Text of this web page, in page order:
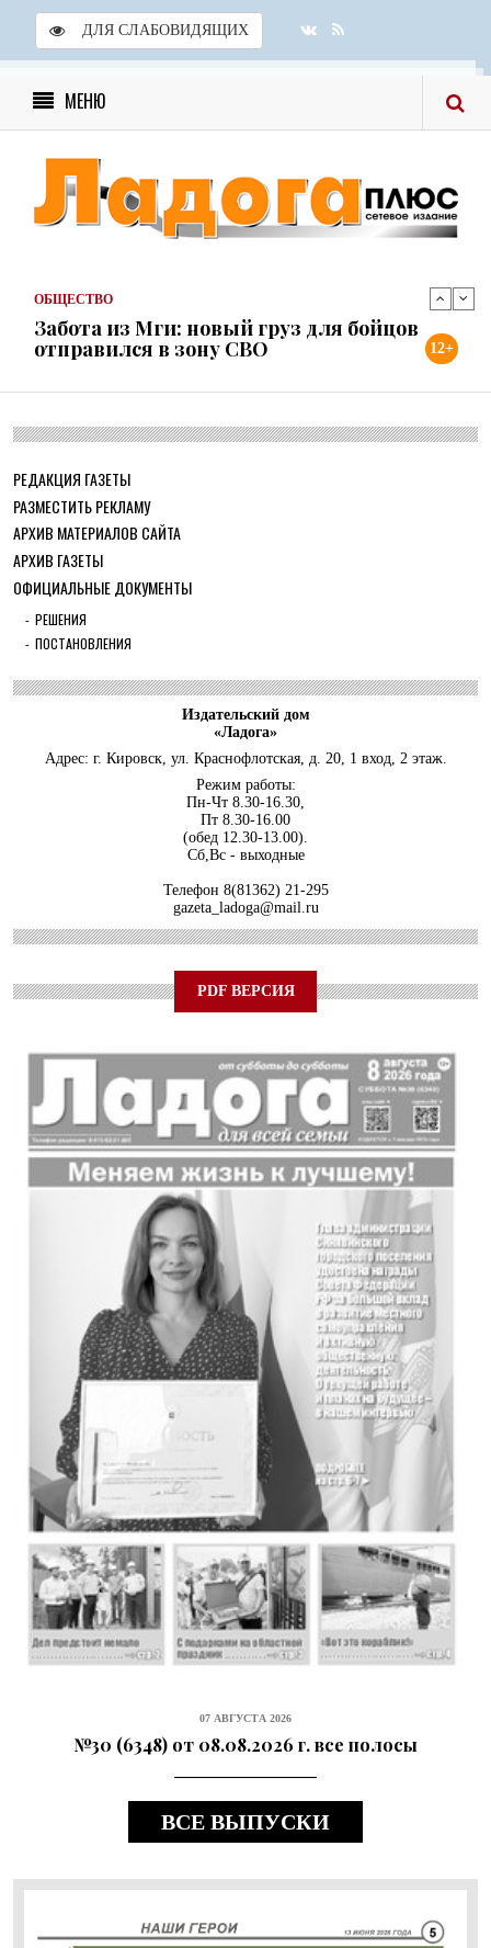
ДЛЯ СЛАБОВИДЯЩИХ
МЕНЮ
Скоро в школу!
Спрашивали? Отвечаем!
04 АВГУСТА 2026
ОБЩЕСТВО
31 ИЮЛЯ 2026
ОБЩЕСТВО
Учреждения культуры района готовы к
31 ИЮЛЯ 2026
Шлиссельбург не сдался: правда о 500
30 ИЮЛЯ 2026
ОБЩЕСТВО
С рабочим визитом в Кировский район
29 ИЮЛЯ 2026
ОБЩЕСТВО
Особенный спортивно-туристский слёт
29 ИЮЛЯ 2026
Юлия Бахир в составе сборной
Ленобласти стала серебряным ...
ОБЩЕСТВО
Трудовой отряд: делаем город чище, а
себя — каждый раз ещ...
Новоселье в поселке Синявино
ОБЩЕСТВО
Скоро в школу!
24 ИЮЛЯ 2026
12+
РЕДАКЦИЯ ГАЗЕТЫ
РАЗМЕСТИТЬ РЕКЛАМУ
АРХИВ МАТЕРИАЛОВ САЙТА
АРХИВ ГАЗЕТЫ
ОФИЦИАЛЬНЫЕ ДОКУМЕНТЫ
РЕШЕНИЯ
ПОСТАНОВЛЕНИЯ
Издательский дом
«Ладога»
Адрес: г. Кировск, ул. Краснофлотская, д. 20, 1 вход, 2 этаж.
Режим работы:
Пн-Чт 8.30-16.30,
Пт 8.30-16.00
(обед 12.30-13.00).
Сб,Вс - выходные
Телефон 8(81362) 21-295
gazeta_ladoga@mail.ru
PDF ВЕРСИЯ
07 АВГУСТА 2026
№30 (6348) от 08.08.2026 г. все полосы
ВСЕ ВЫПУСКИ